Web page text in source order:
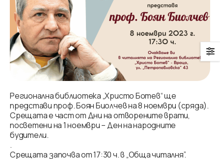
Регионална библиотека „Христо Ботев“ ще
представи проф. Боян Биолчев на 8 ноември (сряда).
Срещата е част от Дни на отворените врати,
посветени на 1 ноември – Ден на народните
будители.
.
Срещата започва от 17:30 ч. в „Обща читалня”.